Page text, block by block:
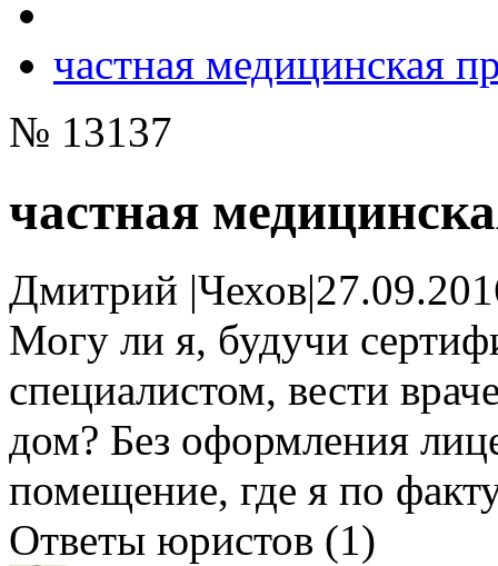
частная медицинская
№ 13137
частная
Дмитрий |Чехов|
Могу ли я, будучи
специалистом, вести
дом? Без оформления
помещение, где я по
Ответы юристов (1)